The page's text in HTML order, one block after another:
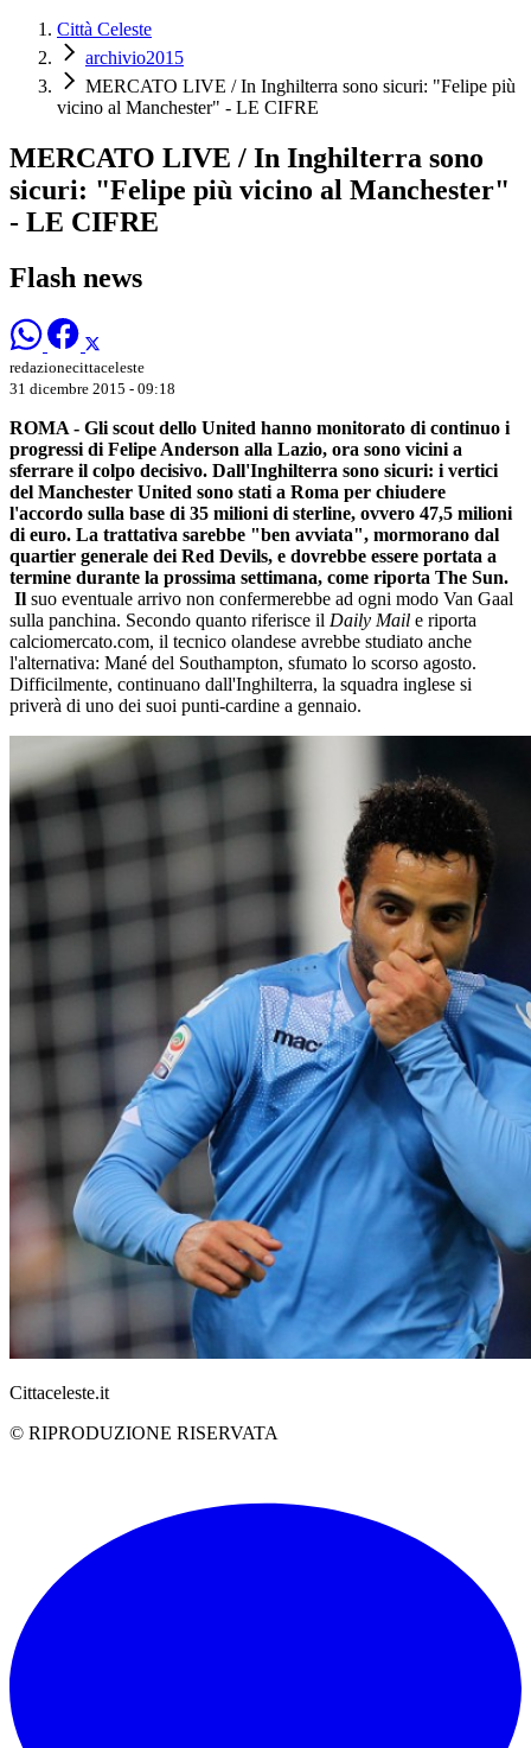
Città Celeste
archivio2015
MERCATO LIVE / In Inghilterra sono sicuri: "Felipe più
vicino al Manchester" - LE CIFRE
MERCATO LIVE / In Inghilterra sono
sicuri: "Felipe più vicino al Manchester"
- LE CIFRE
Flash news
redazionecittaceleste
31 dicembre 2015 - 09:18
ROMA - Gli scout dello United hanno monitorato di continuo i
progressi di Felipe Anderson alla Lazio, ora sono vicini a
sferrare il colpo decisivo. Dall'Inghilterra sono sicuri: i vertici
del Manchester United sono stati a Roma per chiudere
l'accordo sulla base di 35 milioni di sterline, ovvero 47,5 milioni
di euro. La trattativa sarebbe "ben avviata", mormorano dal
quartier generale dei Red Devils, e dovrebbe essere portata a
termine durante la prossima settimana, come riporta The Sun.
Il suo eventuale arrivo non confermerebbe ad ogni modo Van Gaal
sulla panchina. Secondo quanto riferisce il Daily Mail e riporta
calciomercato.com, il tecnico olandese avrebbe studiato anche
l'alternativa: Mané del Southampton, sfumato lo scorso agosto.
Difficilmente, continuano dall'Inghilterra, la squadra inglese si
priverà di uno dei suoi punti-cardine a gennaio.
Cittaceleste.it
© RIPRODUZIONE RISERVATA